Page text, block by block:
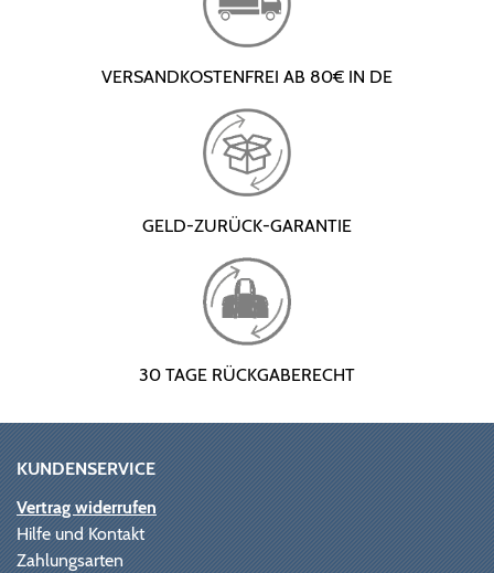
VERSANDKOSTENFREI AB 80€ IN DE
GELD-ZURÜCK-GARANTIE
30 TAGE RÜCKGABERECHT
KUNDENSERVICE
Vertrag widerrufen
Hilfe und Kontakt
Zahlungsarten